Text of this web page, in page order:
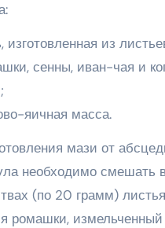
изготовленная из
сенны, иван-чая и
яичная масса.
мази от
необходимо смешать
(по 20 грамм)
ромашки, измельченный